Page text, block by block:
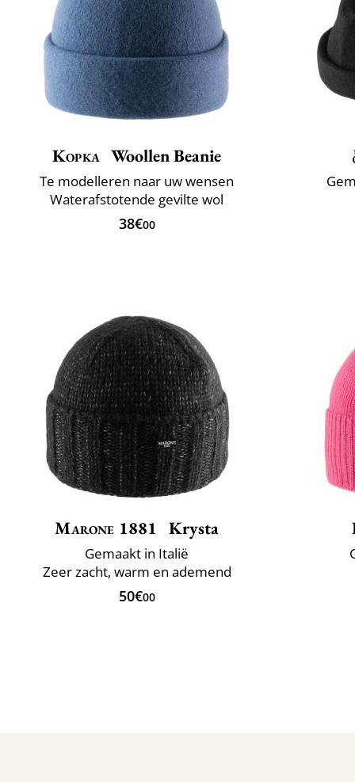
Kopka Woollen Beanie
Te modelleren naar uw wensen
Waterafstotende gevilte wol
38€00
Marone 1881 Krysta
Gemaakt in Italië
Zeer zacht, warm en ademend
50€00